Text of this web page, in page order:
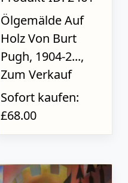
Ölgemälde Auf
Holz Von Burt
Pugh, 1904-2...,
Zum Verkauf
Sofort kaufen:
£68.00